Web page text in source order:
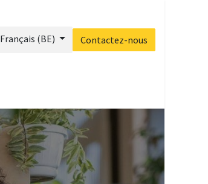
Français (BE) Contactez-nous